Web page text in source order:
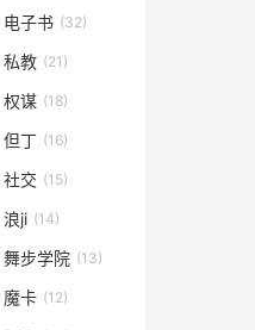
电子书 (32)
私教 (21)
权谋 (18)
但丁 (16)
社交 (15)
浪ji (14)
舞步学院 (13)
魔卡 (12)